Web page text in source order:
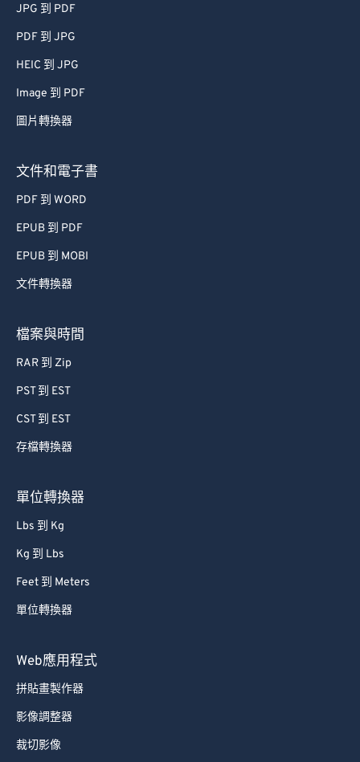
JPG 到 PDF
PDF 到 JPG
HEIC 到 JPG
Image 到 PDF
圖片轉換器
文件和電子書
PDF 到 WORD
EPUB 到 PDF
EPUB 到 MOBI
文件轉換器
檔案與時間
RAR 到 Zip
PST 到 EST
CST 到 EST
存檔轉換器
單位轉換器
Lbs 到 Kg
Kg 到 Lbs
Feet 到 Meters
單位轉換器
Web應用程式
拼貼畫製作器
影像調整器
裁切影像